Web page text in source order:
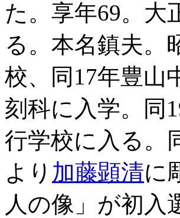
た。享年69。大
る。本名鎮夫。
校、同17年豊山
刻科に入学。同
行学校に入る。
より 加藤顕清に
人の像」が初入